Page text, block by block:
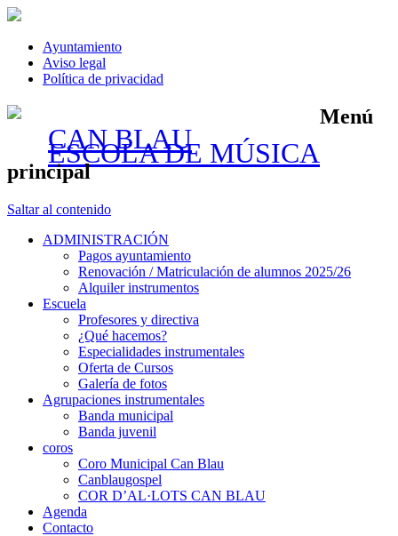
Ayuntamiento
Aviso legal
Política de privacidad
CAN BLAU
ESCOLA DE MÚSICA
Menú
principal
Saltar al contenido
ADMINISTRACIÓN
Pagos ayuntamiento
Renovación / Matriculación de alumnos 2025/26
Alquiler instrumentos
Escuela
Profesores y directiva
¿Qué hacemos?
Especialidades instrumentales
Oferta de Cursos
Galería de fotos
Agrupaciones instrumentales
Banda municipal
Banda juvenil
coros
Coro Municipal Can Blau
Canblaugospel
COR D’AL·LOTS CAN BLAU
Agenda
Contacto